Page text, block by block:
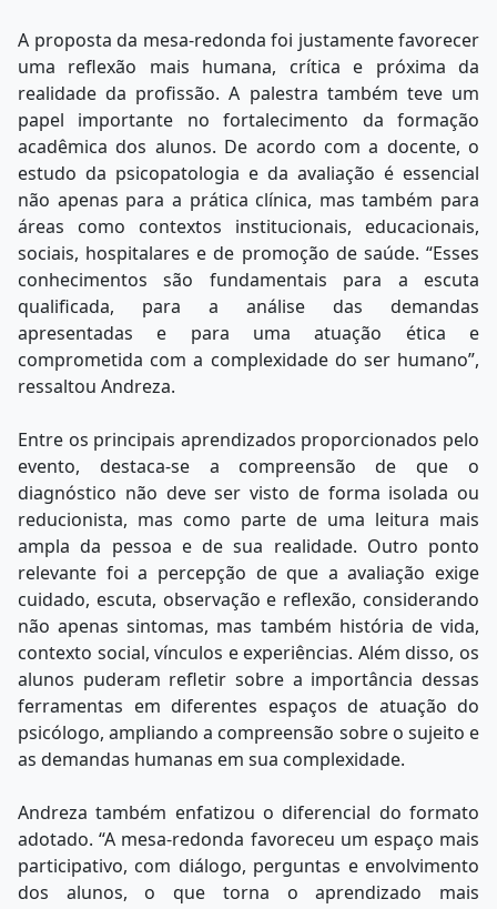
A proposta da mesa-redonda foi justamente favorecer
uma reflexão mais humana, crítica e próxima da
realidade da profissão. A palestra também teve um
papel importante no fortalecimento da formação
acadêmica dos alunos. De acordo com a docente, o
estudo da psicopatologia e da avaliação é essencial
não apenas para a prática clínica, mas também para
áreas como contextos institucionais, educacionais,
sociais, hospitalares e de promoção de saúde. “Esses
conhecimentos são fundamentais para a escuta
qualificada, para a análise das demandas
apresentadas e para uma atuação ética e
comprometida com a complexidade do ser humano”,
ressaltou Andreza.
Entre os principais aprendizados proporcionados pelo
evento, destaca-se a compreensão de que o
diagnóstico não deve ser visto de forma isolada ou
reducionista, mas como parte de uma leitura mais
ampla da pessoa e de sua realidade. Outro ponto
relevante foi a percepção de que a avaliação exige
cuidado, escuta, observação e reflexão, considerando
não apenas sintomas, mas também história de vida,
contexto social, vínculos e experiências. Além disso, os
alunos puderam refletir sobre a importância dessas
ferramentas em diferentes espaços de atuação do
psicólogo, ampliando a compreensão sobre o sujeito e
as demandas humanas em sua complexidade.
Andreza também enfatizou o diferencial do formato
adotado. “A mesa-redonda favoreceu um espaço mais
participativo, com diálogo, perguntas e envolvimento
dos alunos, o que torna o aprendizado mais